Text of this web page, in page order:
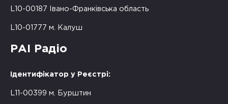
L10-00187 Івано-Франківська область
L10-01777 м. Калуш
РАІ Радіо
Ідентифікатор у Реєстрі:
L11-00399 м. Бурштин